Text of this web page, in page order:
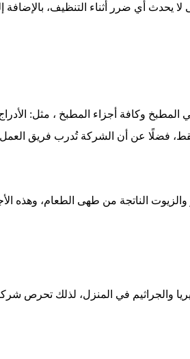
أي ضرر أثناء التنظيف، بالإضافة
المطبخ وكافة أجزاء المطبخ ، مثل:
فقط، فضلًا عن أن الشركة تُدرب فريق
الناتجة من طهى الطعام، وهذه
والجراثيم في المنزل، لذلك تحرص